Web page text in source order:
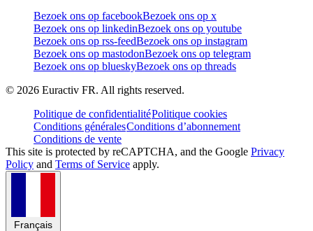
Bezoek ons op facebookBezoek ons op x
Bezoek ons op linkedinBezoek ons op youtube
Bezoek ons op rss-feedBezoek ons op instagram
Bezoek ons op mastodonBezoek ons op telegram
Bezoek ons op blueskyBezoek ons op threads
© 2026 Euractiv FR. All rights reserved.
Politique de confidentialitéPolitique cookies
Conditions généralesConditions d’abonnement
Conditions de vente
This site is protected by reCAPTCHA, and the Google Privacy
Policy and Terms of Service apply.
Français